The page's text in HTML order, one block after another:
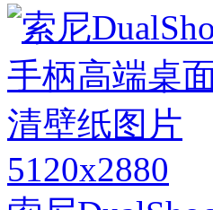
5120x2880